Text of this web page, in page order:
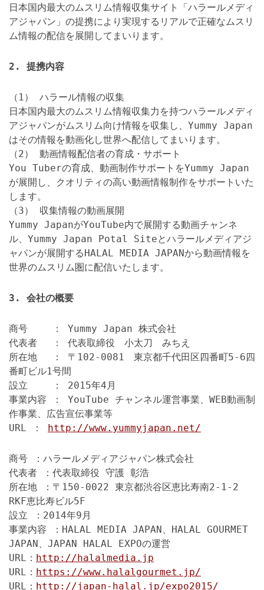
日本国内最大のムスリム情報収集サイト「ハラールメディ
アジャパン」の提携により実現するリアルで正確なムスリ
ム情報の配信を展開してまいります。
2. 提携内容
（1） ハラール情報の収集
日本国内最大のムスリム情報収集力を持つハラールメディ
アジャパンがムスリム向け情報を収集し、Yummy Japan
はその情報を動画化し世界へ配信してまいります。
（2） 動画情報配信者の育成・サポート
You Tuberの育成、動画制作サポートをYummy Japan
が展開し、クオリティの高い動画情報制作をサポートいた
します。
（3） 収集情報の動画展開
Yummy JapanがYouTube内で展開する動画チャンネ
ル、Yummy Japan Potal Siteとハラールメディアジ
ャパンが展開するHALAL MEDIA JAPANから動画情報を
世界のムスリム圏に配信いたします。
3. 会社の概要
商号 ： Yummy Japan 株式会社
代表者 ： 代表取締役 小太刀 みちえ
所在地 ： 〒102-0081 東京都千代田区四番町5-6四
番町ビル1号間
設立 ： 2015年4月
事業内容 ： YouTube チャンネル運営事業、WEB動画制
作事業、広告宣伝事業等
URL ： http://www.yummyjapan.net/
商号 ：ハラールメディアジャパン株式会社
代表者 ：代表取締役 守護 彰浩
所在地 ：〒150-0022 東京都渋谷区恵比寿南2-1-2
RKF恵比寿ビル5F
設立 ：2014年9月
事業内容 ：HALAL MEDIA JAPAN、HALAL GOURMET
JAPAN、JAPAN HALAL EXPOの運営
URL： http://halalmedia.jp
URL： https://www.halalgourmet.jp/
URL： http://japan-halal.jp/expo2015/